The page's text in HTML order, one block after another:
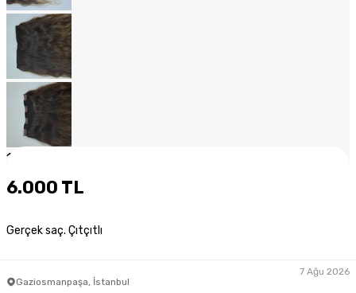
1
6.000 TL
Gerçek saç. Çıtçıtlı
Gaziosmanpaşa, İstanbul
7 Ağu 2026